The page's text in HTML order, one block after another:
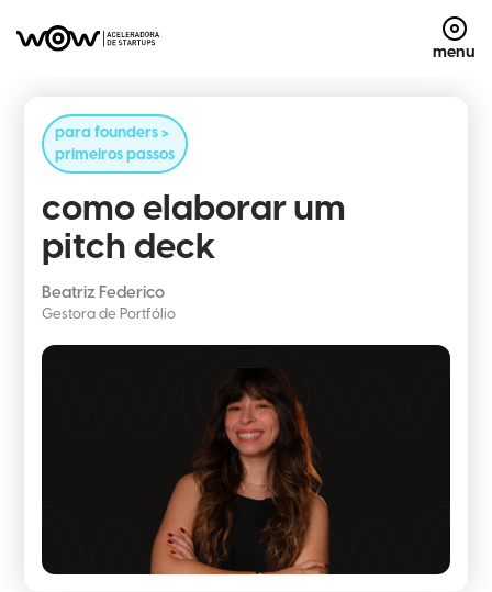
menu
para founders >
primeiros passos
como elaborar um
pitch deck
Beatriz Federico
Gestora de Portfólio